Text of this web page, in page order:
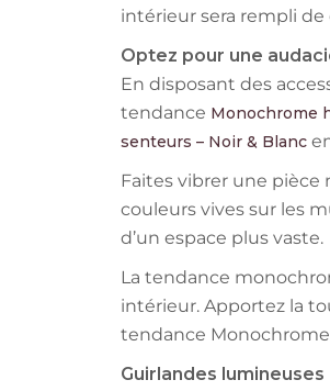
intérieur sera rempli de
Optez pour une
En disposant des
tendance Monochrome
senteurs – Noir & Blanc
Faites vibrer une
couleurs vives sur les
d’un espace plus vaste.
La tendance
intérieur. Apportez la
tendance
Guirlandes lumineuses